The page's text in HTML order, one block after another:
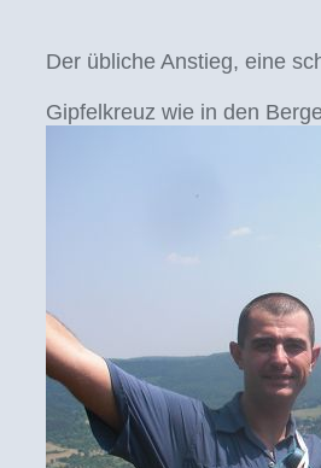
Der übliche Anstieg, eine
Gipfelkreuz wie in den